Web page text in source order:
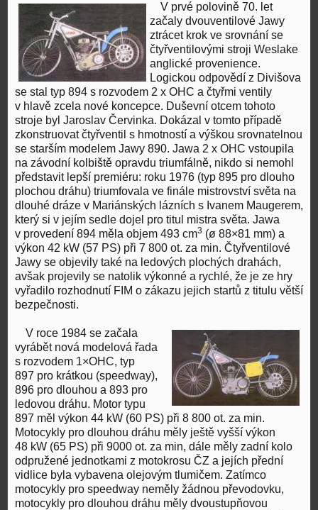
V prvé polovině 70. let
začaly dvouventilové Jawy
ztrácet krok ve srovnání se
čtyřventilovými stroji Weslake
anglické provenience.
Logickou odpovědí z Divišova
se stal typ 894 s rozvodem 2 x OHC a čtyřmi ventily
v hlavě zcela nové koncepce. Duševní otcem tohoto
stroje byl Jaroslav Červinka. Dokázal v tomto případě
zkonstruovat čtyřventil s hmotností a výškou srovnatelnou
se starším modelem Jawy 890. Jawa 2 x OHC vstoupila
na závodní kolbiště opravdu triumfálně, nikdo si nemohl
představit lepší premiéru: roku 1976 (typ 895 pro dlouho
plochou dráhu) triumfovala ve finále mistrovství světa na
dlouhé dráze v Mariánských lázních s Ivanem Maugerem,
který si v jejím sedle dojel pro titul mistra světa. Jawa
v provedení 894 měla objem 493 cm3 (ø 88×81 mm) a
výkon 42 kW (57 PS) při 7 800 ot. za min. Čtyřventilové
Jawy se objevily také na ledových plochých drahách,
avšak projevily se natolik výkonné a rychlé, že je ze hry
vyřadilo rozhodnutí FIM o zákazu jejich startů z titulu větší
bezpečnosti.
V roce 1984 se začala
vyrábět nová modelová řada
s rozvodem 1×OHC, typ
897 pro krátkou (speedway),
896 pro dlouhou a 893 pro
ledovou dráhu. Motor typu
897 měl výkon 44 kW (60 PS) při 8 800 ot. za min.
Motocykly pro dlouhou dráhu měly ještě vyšší výkon
48 kW (65 PS) při 9000 ot. za min, dále měly zadní kolo
odpružené jednotkami z motokrosu ČZ a jejích přední
vidlice byla vybavena olejovým tlumičem. Zatímco
motocykly pro speedway neměly žádnou převodovku,
motocykly pro dlouhou dráhu měly dvoustupňovou